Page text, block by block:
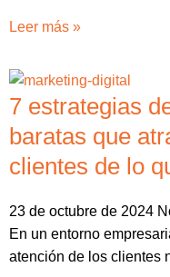
Leer más »
7 estrategias
baratas que
clientes de lo
23 de octubre de 2024
En un entorno
atención de los clientes